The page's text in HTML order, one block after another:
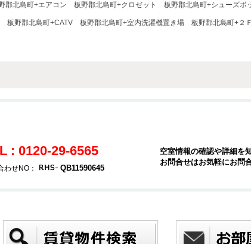
郡北島町+エアコン 板野郡北島町+クロゼット 板野郡北島町+シューズボ
板野郡北島町+CATV 板野郡北島町+室内洗濯機置き場 板野郡北島町+２
: 0120-29-6565
わせNO： QB11590645
空室情報の確認や詳細を
お問合せはお気軽にお問